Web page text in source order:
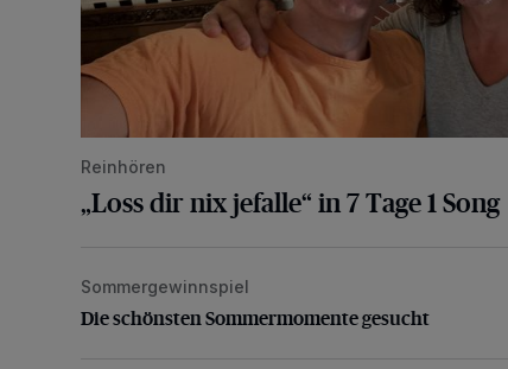
Reinhören
„Loss dir nix jefalle“ in 7 Tage 1 Song
Die schönsten Sommermomente gesucht
Sommergewinnspiel
Die schönsten Sommermomente gesucht